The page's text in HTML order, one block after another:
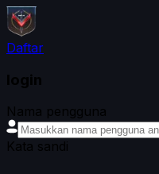
Daftar
login
Nama pengguna
Kata sandi